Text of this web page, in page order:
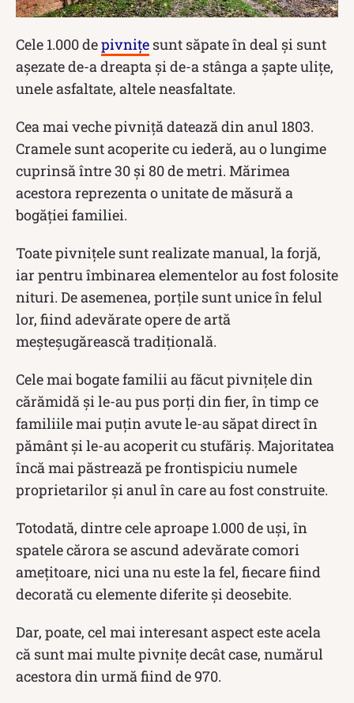
Cele 1.000 depivnițe sunt săpate în deal și sunt
așezate de-a dreapta și de-a stânga a șapte ulițe,
unele asfaltate, altele neasfaltate.
Cea mai veche pivniță datează din anul 1803.
Cramele sunt acoperite cu iederă, au o lungime
cuprinsă între 30 și 80 de metri. Mărimea
acestora reprezenta o unitate de măsură a
bogăției familiei.
Toate pivnițele sunt realizate manual, la forjă,
iar pentru îmbinarea elementelor au fost folosite
nituri. De asemenea, porțile sunt unice în felul
lor, fiind adevărate opere de artă
meșteșugărească tradiţională.
Cele mai bogate familii au făcut pivnițele din
cărămidă şi le-au pus porţi din fier, în timp ce
familiile mai puțin avute le-au săpat direct în
pământ şi le-au acoperit cu stufăriş. Majoritatea
încă mai păstrează pe frontispiciu numele
proprietarilor şi anul în care au fost construite.
Totodată, dintre cele aproape 1.000 de uși, în
spatele cărora se ascund adevărate comori
amețitoare, nici una nu este la fel, fiecare fiind
decorată cu elemente diferite și deosebite.
Dar, poate, cel mai interesant aspect este acela
că sunt mai multe pivnițe decât case, numărul
acestora din urmă fiind de 970.